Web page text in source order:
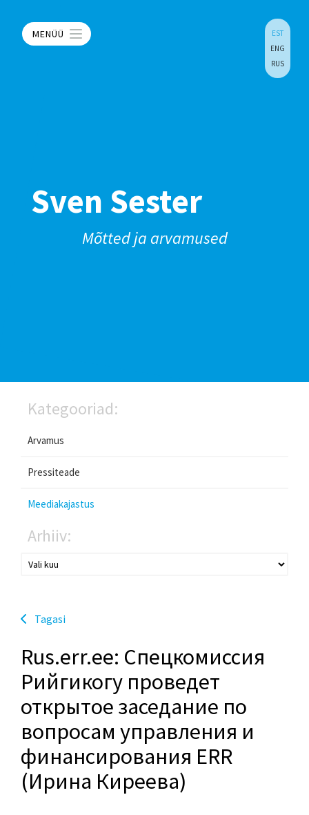
MENÜÜ
EST
ENG
RUS
Sven Sester
Mõtted ja arvamused
Kategooriad:
Arvamus
Pressiteade
Meediakajastus
Arhiiv:
Tagasi
Rus.err.ee: Спецкомиссия
Рийгикогу проведет
открытое заседание по
вопросам управления и
финансирования ERR
(Ирина Киреева)